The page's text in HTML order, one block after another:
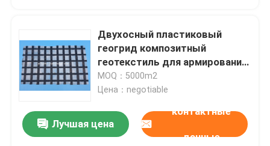
Двухосный пластиковый
геогрид композитный
геотекстиль для армирования
дорог
MOQ：5000m2
Цена：negotiable
Лучшая цена
контактные
данные